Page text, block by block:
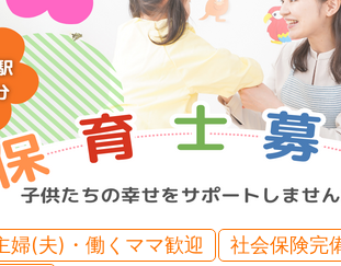
婦(夫)・働くママ歓迎
社会保険完